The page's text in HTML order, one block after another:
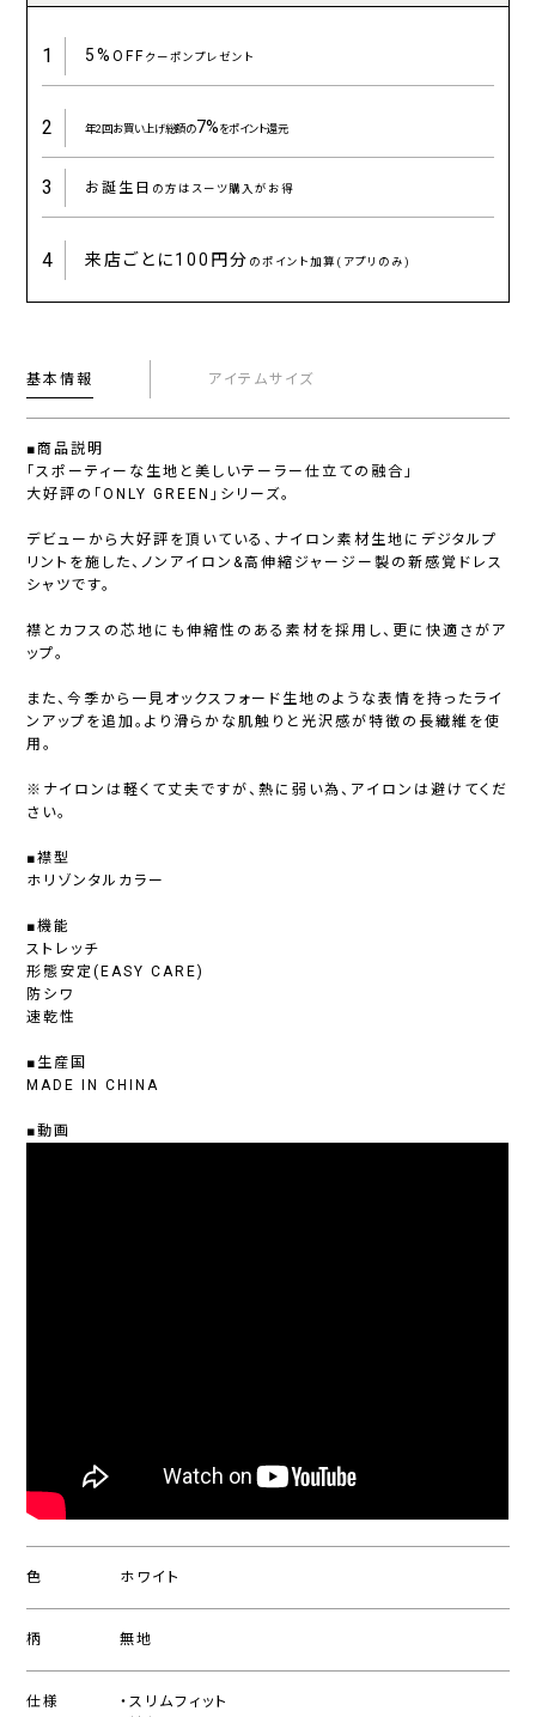
1 5%OFFクーポンプレゼント
2 年2回お買い上げ総額の7%をポイント還元
3 お誕生日 の方はスーツ購入がお得
4 来店ごとに100円分 のポイント加算(アプリのみ)
基本情報 アイテムサイズ
■商品説明
「スポーティーな生地と美しいテーラー仕立ての融合」
大好評の「ONLY GREEN」シリーズ。
デビューから大好評を頂いている、ナイロン素材生地にデジタルプ
リントを施した、ノンアイロン&高伸縮ジャージー製の新感覚ドレス
シャツです。
襟とカフスの芯地にも伸縮性のある素材を採用し、更に快適さがア
ップ。
また、今季から一見オックスフォード生地のような表情を持ったライ
ンアップを追加。より滑らかな肌触りと光沢感が特徴の長繊維を使
用。
※ナイロンは軽くて丈夫ですが、熱に弱い為、アイロンは避けてくだ
さい。
■襟型
ホリゾンタルカラー
■機能
ストレッチ
形態安定(EASY CARE)
防シワ
速乾性
■生産国
MADE IN CHINA
■動画
色 ホワイト
柄 無地
仕様
・スリムフィット